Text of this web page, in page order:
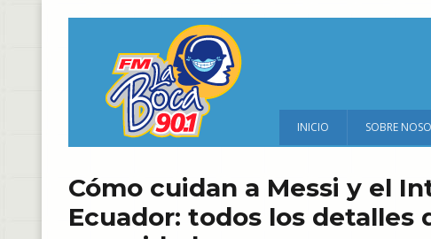
INICIO SOBRE
Cómo cuidan a Messi y el
Ecuador: todos los detalles